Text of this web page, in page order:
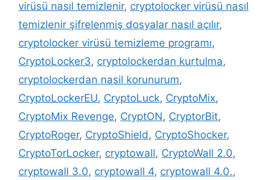
virüsü nasıl temizlenir, cryptolocker virüsü nasıl
temizlenir şifrelenmiş dosyalar nasıl açılır,
cryptolocker virüsü temizleme programı,
CryptoLocker3, cryptolockerdan kurtulma,
cryptolockerdan nasil korunurum,
CryptoLockerEU, CryptoLuck, CryptoMix,
CryptoMix Revenge, CryptON, CryptorBit,
CryptoRoger, CryptoShield, CryptoShocker,
CryptoTorLocker, cryptowall, CryptoWall 2.0,
cryptowall 3.0, cryptowall 4, cryptowall 4.0.,